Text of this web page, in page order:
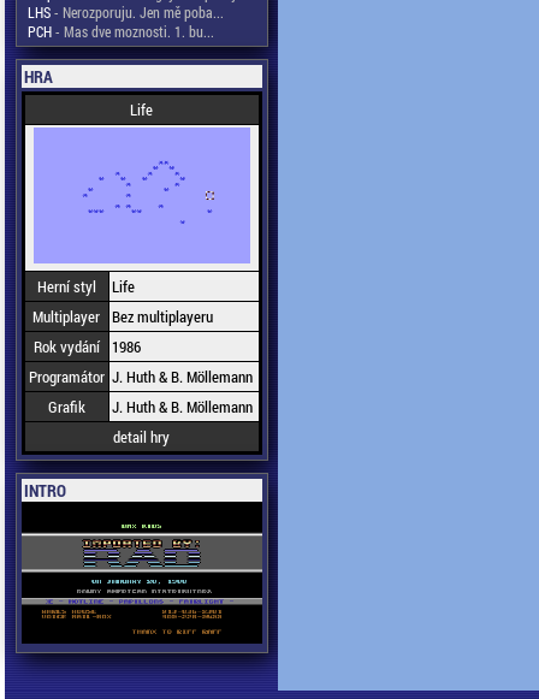
LHS- Nerozporuju. Jen mě poba...
PCH- Mas dve moznosti. 1. bu...
HRA
Life
Herní styl
Life
Multiplayer Bez multiplayeru
Rok vydání
1986
Programátor J. Huth & B. Möllemann
Grafik
J. Huth & B. Möllemann
detail hry
INTRO